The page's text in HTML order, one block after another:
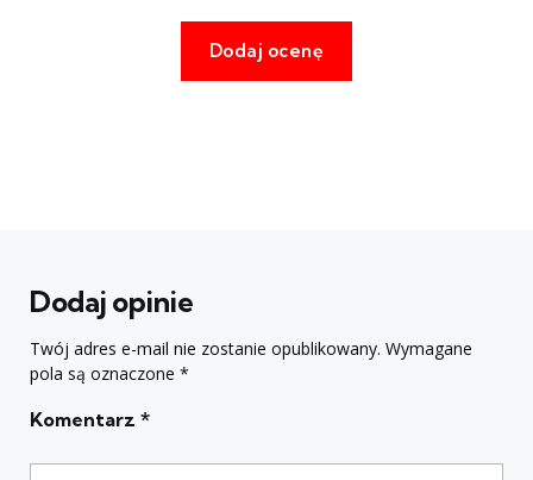
Dodaj opinie
Twój adres e-mail nie zostanie opublikowany. Wymagane
pola są oznaczone *
Komentarz *